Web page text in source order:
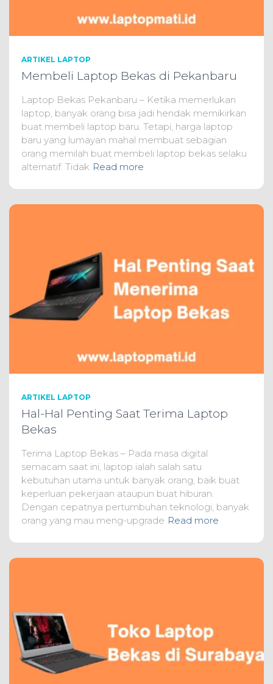
ARTIKEL LAPTOP
Membeli Laptop Bekas di Pekanbaru
Laptop Bekas Pekanbaru – Ketika memerlukan
laptop, banyak orang bisa jadi hendak memikirkan
buat membeli laptop baru. Tetapi, harga laptop
baru yang lumayan mahal membuat sebagian
orang memilah buat membeli laptop bekas selaku
alternatif. Tidak Read more
ARTIKEL LAPTOP
Hal-Hal Penting Saat Terima Laptop
Bekas
Terima Laptop Bekas – Pada masa digital
semacam saat ini, laptop ialah salah satu
kebutuhan utama untuk banyak orang, baik buat
keperluan pekerjaan ataupun buat hiburan.
Dengan cepatnya pertumbuhan teknologi, banyak
orang yang mau meng-upgrade Read more